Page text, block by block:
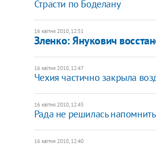
Страсти по Боделану
16 квітня 2010, 12:51
Зленко: Янукович
16 квітня 2010, 12:47
Чехия частично закрыла
16 квітня 2010, 12:45
Рада не решилась
16 квітня 2010, 12:40